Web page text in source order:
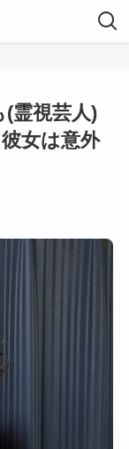
霊視芸人)
女は意外